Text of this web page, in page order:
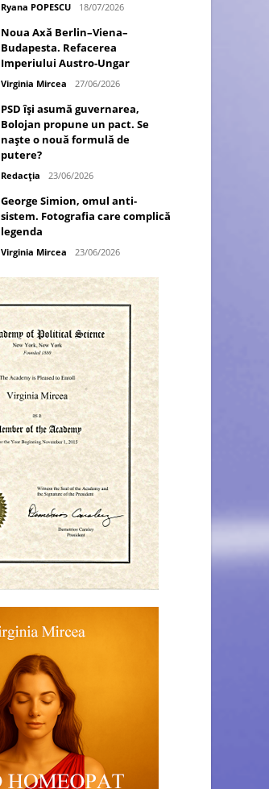
Ryana POPESCU 18/07/2026
Noua Axă Berlin–Viena–
Budapesta. Refacerea
Imperiului Austro-Ungar
Virginia Mircea 27/06/2026
PSD își asumă guvernarea,
Bolojan propune un pact. Se
naște o nouă formulă de
putere?
Redacția 23/06/2026
George Simion, omul anti-
sistem. Fotografia care complică
legenda
Virginia Mircea 23/06/2026